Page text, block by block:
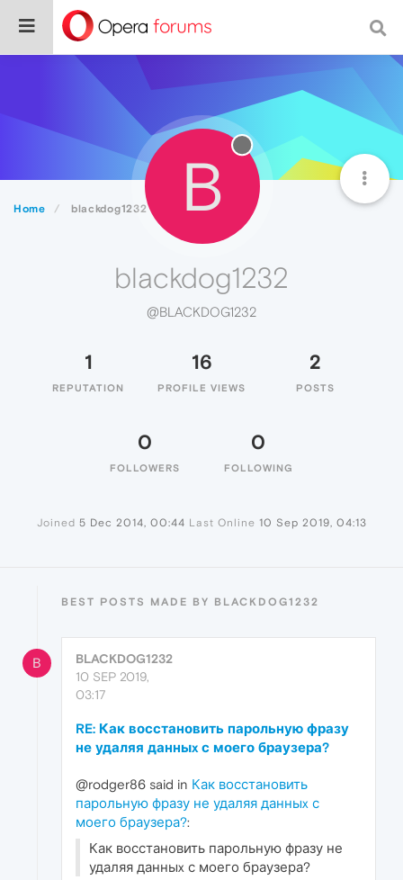
Home blackdog1232 B
blackdog1232
@BLACKDOG1232
1
REPUTATION
16
PROFILE VIEWS
2
POSTS
0
FOLLOWERS
0
FOLLOWING
Joined 5 Dec 2014, 00:44 Last Online 10 Sep 2019, 04:13
BEST POSTS MADE BY BLACKDOG1232
B
BLACKDOG1232
10 SEP 2019,
03:17
RE: Как восстановить парольную фразу
не удаляя данныx с моего браузера?
@rodger86 said in Как восстановить
парольную фразу не удаляя данныx с
моего браузера?:
Как восстановить парольную фразу не
удаляя данныx с моего браузера?